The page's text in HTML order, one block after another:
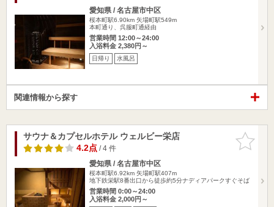
愛知県 / 名古屋市中区
桜本町駅6.90km 矢場町駅549m
本町通り、呉服町通経由
営業時間 12:00～24:00
入浴料金 2,380円～
日帰り 水風呂
関連情報から探す
お気に入
りに追加
サウナ＆カプセルホテル ウェルビー栄店
4.2点/ 4 件
愛知県 / 名古屋市中区
桜本町駅6.92km 矢場町駅407m
地下鉄栄駅8番出口から徒歩約5分ナディアパークすぐそば
営業時間 0:00～24:00
入浴料金 2,000円～